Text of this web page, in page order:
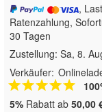
,
Ratenzahlung,
30 Tagen
Zustellung: Sa, 8.
Verkäufer:
5% Rabatt ab 50,00